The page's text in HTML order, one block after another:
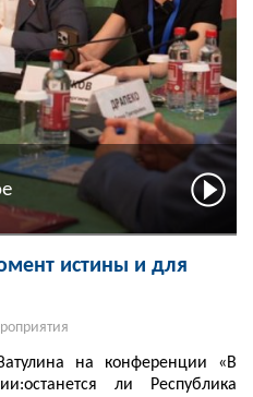
истины и для
на конференции «В
ли Республика